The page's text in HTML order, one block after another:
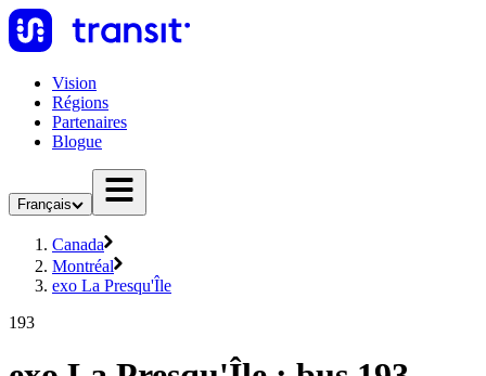
Vision
Régions
Partenaires
Blogue
Français
Canada
Montréal
exo La Presqu'Île
193